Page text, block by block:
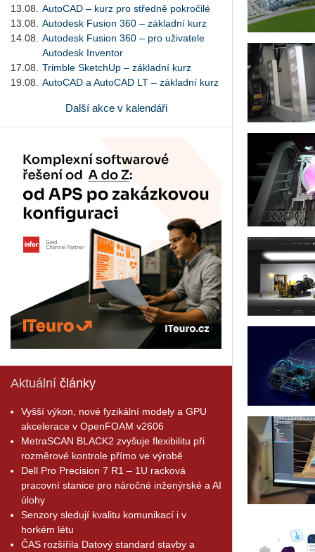
13.08.
AutoCAD – kurz pro středně pokročilé
13.08.
Autodesk Fusion 360 – základní kurz
14.08.
Autodesk Fusion 360 – pro uživatele
Autodesk Inventor
17.08.
Trimble SketchUp – základní kurz
19.08.
AutoCAD a AutoCAD LT – základní kurz
Další akce v kalendáři
Aktuální články
Vyšší výkon, nové fyzikální modely a GPU
akcelerace v OpenFOAM v2606
MetraSCAN BLACK2 zvyšuje flexibilitu při
rozměrové kontrole přímo ve výrobě
Dell Pro Precision 7 R1 – 1U racková
pracovní stanice pro náročné inženýrské a AI
úlohy
Senzory sledují kvalitu komunikací i v
horkém létu
ČAS rozšířila Datový standard stavby a